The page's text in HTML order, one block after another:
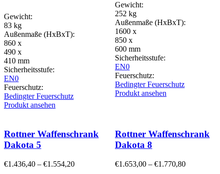
Gewicht:
83 kg
Außenmaße (HxBxT):
860 x
490 x
410 mm
Sicherheitsstufe:
EN0
Feuerschutz:
Bedingter Feuerschutz
Produkt ansehen
Gewicht:
252 kg
Außenmaße (HxBxT):
1600 x
850 x
600 mm
Sicherheitsstufe:
EN0
Feuerschutz:
Bedingter Feuerschutz
Produkt ansehen
Rottner Waffenschrank
Dakota 5
€1.436,40 – €1.554,20
Rottner Waffenschrank
Dakota 8
€1.653,00 – €1.770,80